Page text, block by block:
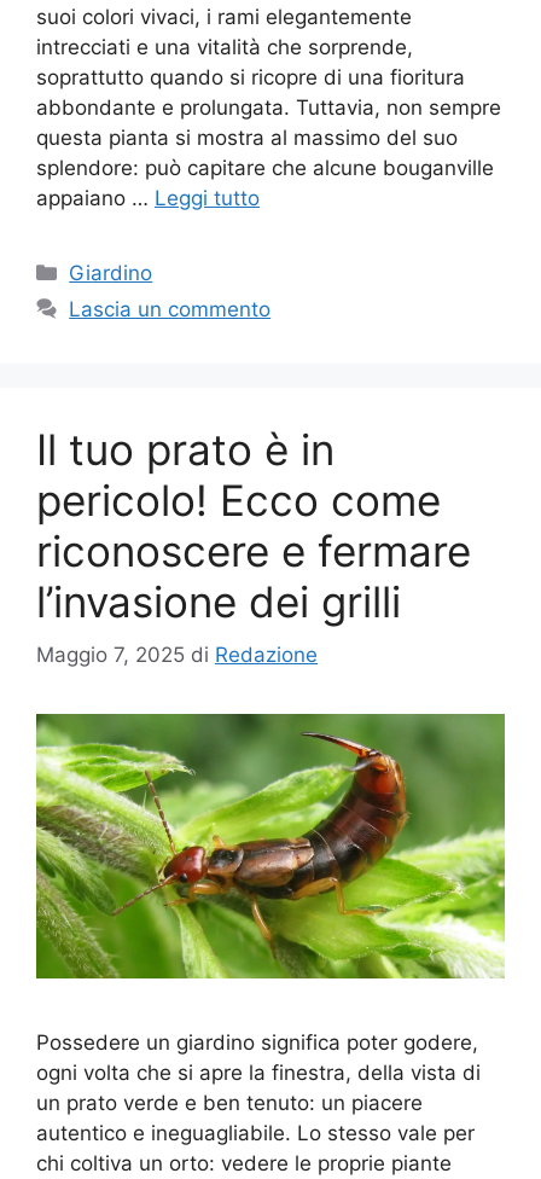
suoi colori vivaci, i rami elegantemente
intrecciati e una vitalità che sorprende,
soprattutto quando si ricopre di una fioritura
abbondante e prolungata. Tuttavia, non sempre
questa pianta si mostra al massimo del suo
splendore: può capitare che alcune bouganville
appaiano … Leggi tutto
Categorie
Giardino
Lascia un commento
Il tuo prato è in
pericolo! Ecco come
riconoscere e fermare
l’invasione dei grilli
Maggio 7, 2025 di Redazione
Possedere un giardino significa poter godere,
ogni volta che si apre la finestra, della vista di
un prato verde e ben tenuto: un piacere
autentico e ineguagliabile. Lo stesso vale per
chi coltiva un orto: vedere le proprie piante